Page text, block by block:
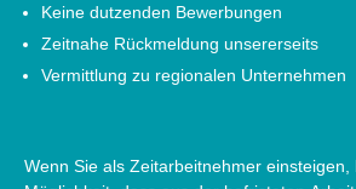
Keine dutzenden Bewerbungen
Zeitnahe Rückmeldung unsererseits
Vermittlung zu regionalen Unternehmen
Wenn Sie als Zeitarbeitnehmer